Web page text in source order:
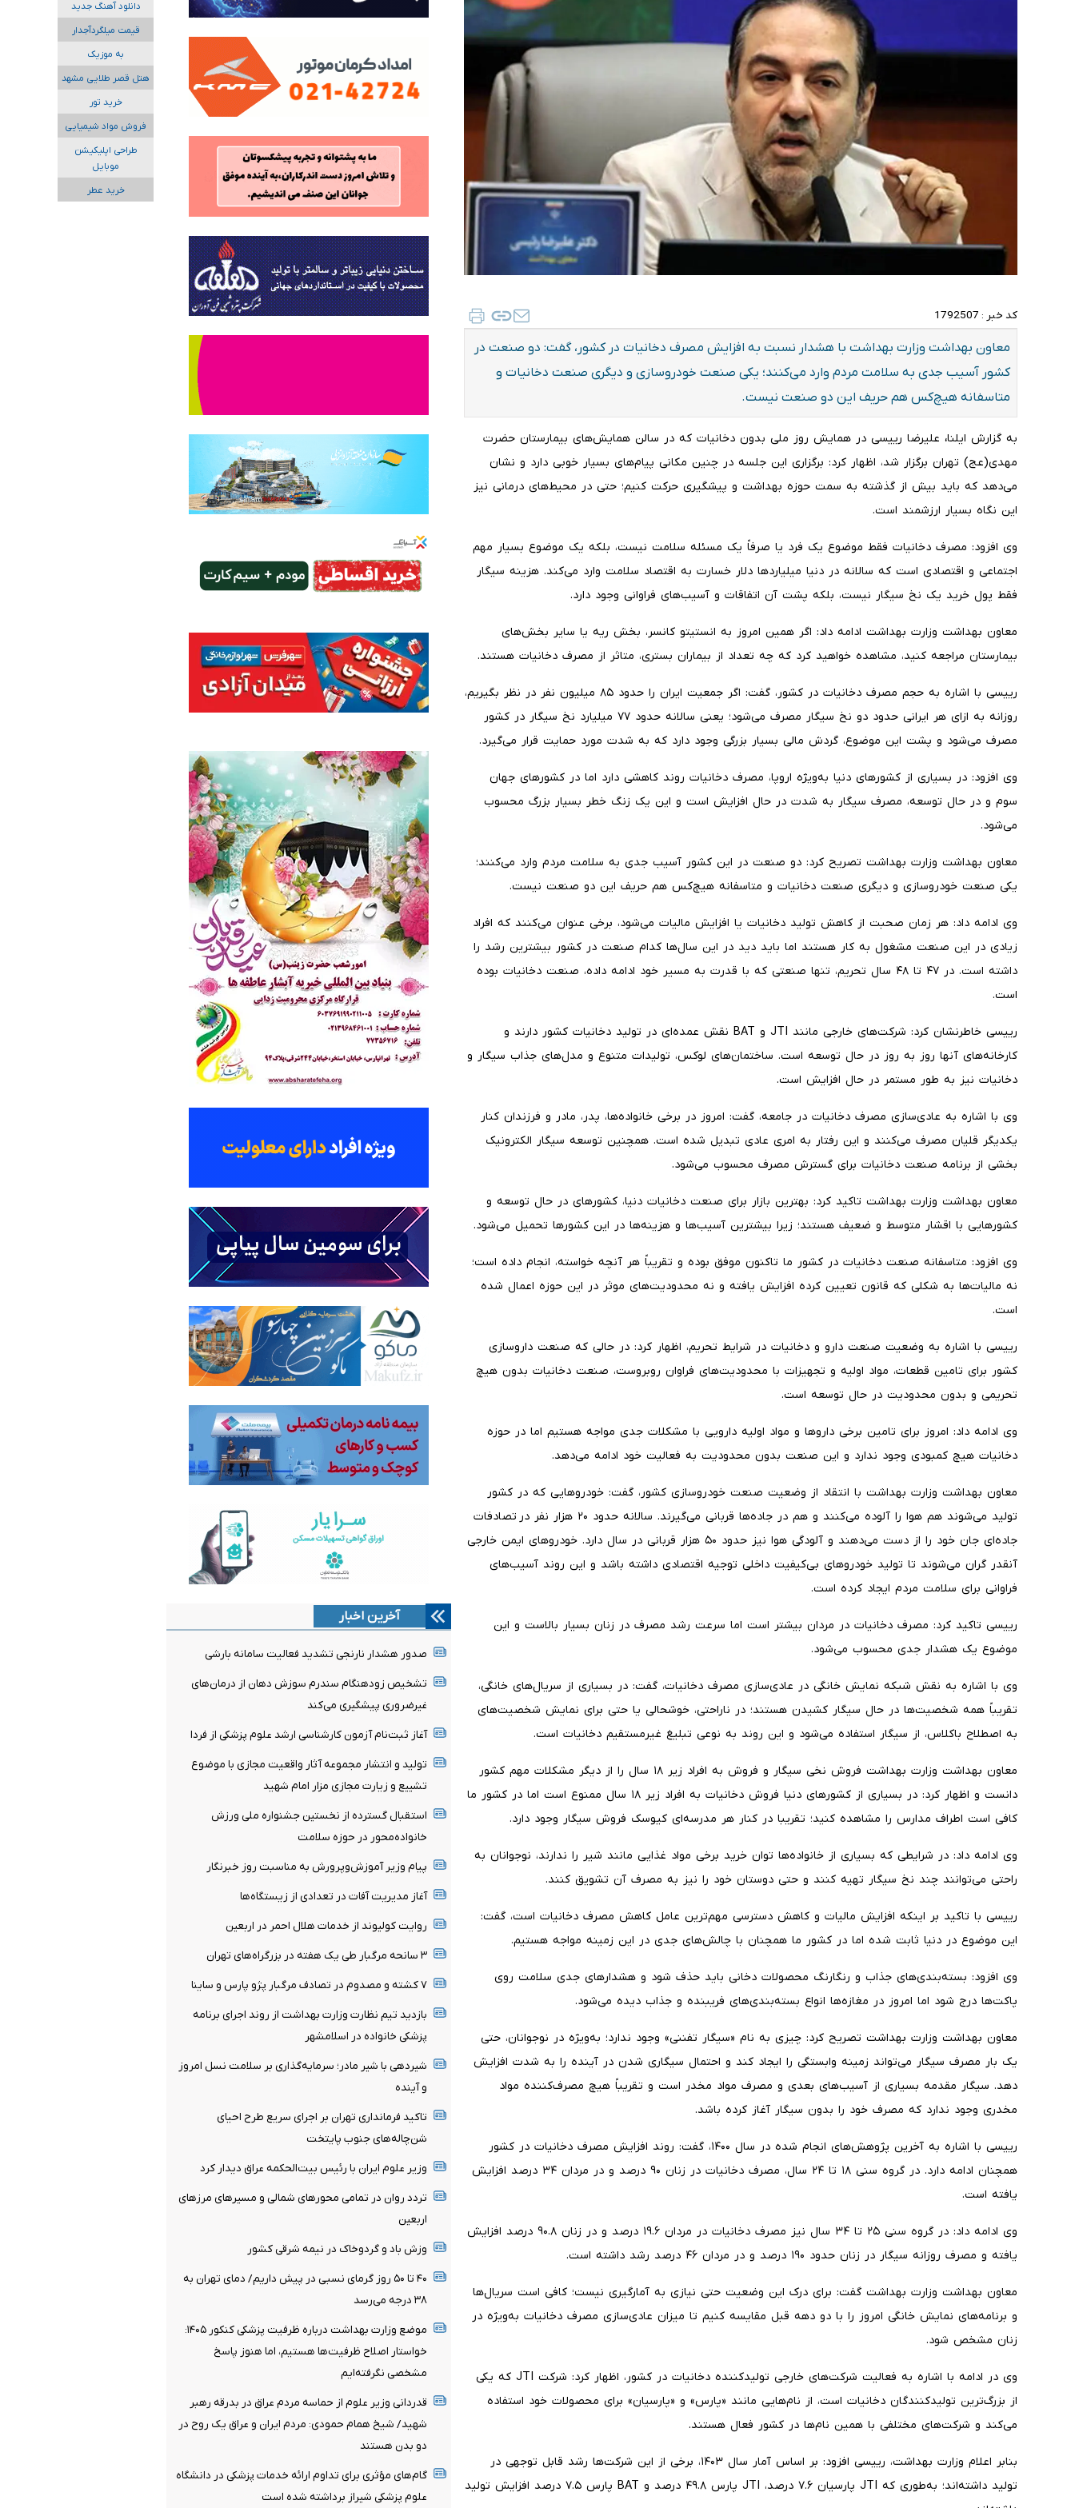
کد خبر : 1792507
معاون بهداشت وزارت بهداشت با هشدار نسبت به افزایش مصرف دخانیات در کشور، گفت: دو صنعت در
کشور آسیب جدی به سلامت مردم وارد می‌کنند؛ یکی صنعت خودروسازی و دیگری صنعت دخانیات و
متاسفانه هیچ‌کس هم حریف این دو صنعت نیست.
به گزارش ایلنا، علیرضا رییسی در همایش روز ملی بدون دخانیات که در سالن همایش‌های بیمارستان حضرت
مهدی(عج) تهران برگزار شد، اظهار کرد: برگزاری این جلسه در چنین مکانی پیام‌های بسیار خوبی دارد و نشان
می‌دهد که باید بیش از گذشته به سمت حوزه بهداشت و پیشگیری حرکت کنیم؛ حتی در محیط‌های درمانی نیز
این نگاه بسیار ارزشمند است.
وی افزود: مصرف دخانیات فقط موضوع یک فرد یا صرفاً یک مسئله سلامت نیست، بلکه یک موضوع بسیار مهم
اجتماعی و اقتصادی است که سالانه در دنیا میلیاردها دلار خسارت به اقتصاد سلامت وارد می‌کند. هزینه سیگار
فقط پول خرید یک نخ سیگار نیست، بلکه پشت آن اتفاقات و آسیب‌های فراوانی وجود دارد.
معاون بهداشت وزارت بهداشت ادامه داد: اگر همین امروز به انستیتو کانسر، بخش ریه یا سایر بخش‌های
بیمارستان مراجعه کنید، مشاهده خواهید کرد که چه تعداد از بیماران بستری، متاثر از مصرف دخانیات هستند.
رییسی با اشاره به حجم مصرف دخانیات در کشور، گفت: اگر جمعیت ایران را حدود ۸۵ میلیون نفر در نظر بگیریم،
روزانه به ازای هر ایرانی حدود دو نخ سیگار مصرف می‌شود؛ یعنی سالانه حدود ۷۷ میلیارد نخ سیگار در کشور
مصرف می‌شود و پشت این موضوع، گردش مالی بسیار بزرگی وجود دارد که به شدت مورد حمایت قرار می‌گیرد.
وی افزود: در بسیاری از کشورهای دنیا به‌ویژه اروپا، مصرف دخانیات روند کاهشی دارد اما در کشورهای جهان
سوم و در حال توسعه، مصرف سیگار به شدت در حال افزایش است و این یک زنگ خطر بسیار بزرگ محسوب
می‌شود.
معاون بهداشت وزارت بهداشت تصریح کرد: دو صنعت در این کشور آسیب جدی به سلامت مردم وارد می‌کنند؛
یکی صنعت خودروسازی و دیگری صنعت دخانیات و متاسفانه هیچ‌کس هم حریف این دو صنعت نیست.
وی ادامه داد: هر زمان صحبت از کاهش تولید دخانیات یا افزایش مالیات می‌شود، برخی عنوان می‌کنند که افراد
زیادی در این صنعت مشغول به کار هستند اما باید دید در این سال‌ها کدام صنعت در کشور بیشترین رشد را
داشته است. در ۴۷ تا ۴۸ سال تحریم، تنها صنعتی که با قدرت به مسیر خود ادامه داده، صنعت دخانیات بوده
است.
رییسی خاطرنشان کرد: شرکت‌های خارجی مانند JTI و BAT نقش عمده‌ای در تولید دخانیات کشور دارند و
کارخانه‌های آنها روز به روز در حال توسعه است. ساختمان‌های لوکس، تولیدات متنوع و مدل‌های جذاب سیگار و
دخانیات نیز به طور مستمر در حال افزایش است.
وی با اشاره به عادی‌سازی مصرف دخانیات در جامعه، گفت: امروز در برخی خانواده‌ها، پدر، مادر و فرزندان کنار
یکدیگر قلیان مصرف می‌کنند و این رفتار به امری عادی تبدیل شده است. همچنین توسعه سیگار الکترونیک
بخشی از برنامه صنعت دخانیات برای گسترش مصرف محسوب می‌شود.
معاون بهداشت وزارت بهداشت تاکید کرد: بهترین بازار برای صنعت دخانیات دنیا، کشورهای در حال توسعه و
کشورهایی با اقشار متوسط و ضعیف هستند؛ زیرا بیشترین آسیب‌ها و هزینه‌ها در این کشورها تحمیل می‌شود.
وی افزود: متاسفانه صنعت دخانیات در کشور ما تاکنون موفق بوده و تقریباً هر آنچه خواسته، انجام داده است؛
نه مالیات‌ها به شکلی که قانون تعیین کرده افزایش یافته و نه محدودیت‌های موثر در این حوزه اعمال شده
است.
رییسی با اشاره به وضعیت صنعت دارو و دخانیات در شرایط تحریم، اظهار کرد: در حالی که صنعت داروسازی
کشور برای تامین قطعات، مواد اولیه و تجهیزات با محدودیت‌های فراوان روبروست، صنعت دخانیات بدون هیچ
تحریمی و بدون محدودیت در حال توسعه است.
وی ادامه داد: امروز برای تامین برخی داروها و مواد اولیه دارویی با مشکلات جدی مواجه هستیم اما در حوزه
دخانیات هیچ کمبودی وجود ندارد و این صنعت بدون محدودیت به فعالیت خود ادامه می‌دهد.
معاون بهداشت وزارت بهداشت با انتقاد از وضعیت صنعت خودروسازی کشور، گفت: خودروهایی که در کشور
تولید می‌شوند هم هوا را آلوده می‌کنند و هم در جاده‌ها قربانی می‌گیرند. سالانه حدود ۲۰ هزار نفر در تصادفات
جاده‌ای جان خود را از دست می‌دهند و آلودگی هوا نیز حدود ۵۰ هزار قربانی در سال دارد. خودروهای ایمن خارجی
آنقدر گران می‌شوند تا تولید خودروهای بی‌کیفیت داخلی توجیه اقتصادی داشته باشد و این روند آسیب‌های
فراوانی برای سلامت مردم ایجاد کرده است.
رییسی تاکید کرد: مصرف دخانیات در مردان بیشتر است اما سرعت رشد مصرف در زنان بسیار بالاست و این
موضوع یک هشدار جدی محسوب می‌شود.
وی با اشاره به نقش شبکه نمایش خانگی در عادی‌سازی مصرف دخانیات، گفت: در بسیاری از سریال‌های خانگی،
تقریباً همه شخصیت‌ها در حال سیگار کشیدن هستند؛ در ناراحتی، خوشحالی یا حتی برای نمایش شخصیت‌های
به اصطلاح باکلاس، از سیگار استفاده می‌شود و این روند به نوعی تبلیغ غیرمستقیم دخانیات است.
معاون بهداشت وزارت بهداشت فروش نخی سیگار و فروش به افراد زیر ۱۸ سال را از دیگر مشکلات مهم کشور
دانست و اظهار کرد: در بسیاری از کشورهای دنیا فروش دخانیات به افراد زیر ۱۸ سال ممنوع است اما در کشور ما
کافی است اطراف مدارس را مشاهده کنید؛ تقریبا در کنار هر مدرسه‌ای کیوسک فروش سیگار وجود دارد.
وی ادامه داد: در شرایطی که بسیاری از خانواده‌ها توان خرید برخی مواد غذایی مانند شیر را ندارند، نوجوانان به
راحتی می‌توانند چند نخ سیگار تهیه کنند و حتی دوستان خود را نیز به مصرف آن تشویق کنند.
رییسی با تاکید بر اینکه افزایش مالیات و کاهش دسترسی مهم‌ترین عامل کاهش مصرف دخانیات است، گفت:
این موضوع در دنیا ثابت شده اما در کشور ما همچنان با چالش‌های جدی در این زمینه مواجه هستیم.
وی افزود: بسته‌بندی‌های جذاب و رنگارنگ محصولات دخانی باید حذف شود و هشدارهای جدی سلامت روی
پاکت‌ها درج شود اما امروز در مغازه‌ها انواع بسته‌بندی‌های فریبنده و جذاب دیده می‌شود.
معاون بهداشت وزارت بهداشت تصریح کرد: چیزی به نام «سیگار تفننی» وجود ندارد؛ به‌ویژه در نوجوانان، حتی
یک بار مصرف سیگار می‌تواند زمینه وابستگی را ایجاد کند و احتمال سیگاری شدن در آینده را به شدت افزایش
دهد. سیگار مقدمه بسیاری از آسیب‌های بعدی و مصرف مواد مخدر است و تقریباً هیچ مصرف‌کننده مواد
مخدری وجود ندارد که مصرف خود را بدون سیگار آغاز کرده باشد.
رییسی با اشاره به آخرین پژوهش‌های انجام شده در سال ۱۴۰۰، گفت: روند افزایش مصرف دخانیات در کشور
همچنان ادامه دارد. در گروه سنی ۱۸ تا ۲۴ سال، مصرف دخانیات در زنان ۹۰ درصد و در مردان ۳۴ درصد افزایش
یافته است.
وی ادامه داد: در گروه سنی ۲۵ تا ۳۴ سال نیز مصرف دخانیات در مردان ۱۹.۶ درصد و در زنان ۹۰.۸ درصد افزایش
یافته و مصرف روزانه سیگار در زنان حدود ۱۹۰ درصد و در مردان ۴۶ درصد رشد داشته است.
معاون بهداشت وزارت بهداشت گفت: برای درک این وضعیت حتی نیازی به آمارگیری نیست؛ کافی است سریال‌ها
و برنامه‌های نمایش خانگی امروز را با دو دهه قبل مقایسه کنیم تا میزان عادی‌سازی مصرف دخانیات به‌ویژه در
زنان مشخص شود.
وی در ادامه با اشاره به فعالیت شرکت‌های خارجی تولیدکننده دخانیات در کشور، اظهار کرد: شرکت JTI که یکی
از بزرگ‌ترین تولیدکنندگان دخانیات است، از نام‌هایی مانند «پارس» و «پارسیان» برای محصولات خود استفاده
می‌کند و شرکت‌های مختلفی با همین نام‌ها در کشور فعال هستند.
بنابر اعلام وزارت بهداشت، رییسی افزود: بر اساس آمار سال ۱۴۰۳، برخی از این شرکت‌ها رشد قابل توجهی در
تولید داشته‌اند؛ به‌طوری که JTI پارسیان ۷.۶ درصد، JTI پارس ۴۹.۸ درصد و BAT پارس ۷.۵ درصد افزایش تولید
آخرین اخبار
صدور هشدار نارنجی تشدید فعالیت سامانه بارشی
تشخیص زودهنگام سندرم سوزش دهان از درمان‌های
غیرضروری پیشگیری می‌کند
آغاز ثبت‌نام‌ آزمون کارشناسی ارشد علوم پزشکی از فردا
تولید و انتشار مجموعه آثار واقعیت مجازی با موضوع
تشییع و زیارت مجازی مزار امام شهید
استقبال گسترده از نخستین جشنواره ملی ورزش
خانواده‌محور در حوزه سلامت
پیام وزیر آموزش‌وپرورش به مناسبت روز خبرنگار
آغاز مدیریت آفات در تعدادی از زیستگاه‌ها
روایت کولیوند از خدمات هلال احمر در اربعین
۳ سانحه مرگبار طی یک هفته در بزرگراه‌های تهران
۷ کشته و مصدوم در تصادف مرگبار پژو پارس و ساینا
بازدید تیم نظارت وزارت بهداشت از روند اجرای برنامه
پزشکی خانواده در اسلامشهر
شیردهی با شیر مادر؛ سرمایه‌گذاری بر سلامت نسل امروز
و آینده
تاکید فرمانداری تهران بر اجرای سریع طرح احیای
شن‌چاله‌های جنوب پایتخت
وزیر علوم ایران با رئیس بیت‌الحکمه عراق دیدار کرد
تردد روان در تمامی محورهای شمالی و مسیرهای مرزهای
اربعین
وزش باد و گردوخاک در نیمه شرقی کشور
۴۰ تا ۵۰ روز گرمای نسبی در پیش داریم/ دمای تهران به
۳۸ درجه می‌رسد
موضع وزارت بهداشت درباره ظرفیت پزشکی کنکور ۱۴۰۵:
خواستار اصلاح ظرفیت‌ها هستیم، اما هنوز پاسخ
مشخصی نگرفته‌ایم
قدردانی وزیر علوم از حماسه مردم عراق در بدرقه رهبر
شهید/ شیخ همام حمودی: مردم ایران و عراق یک روح در
دو بدن هستند
گام‌های مؤثری برای تداوم ارائه خدمات پزشکی در دانشگاه
علوم پزشکی شیراز برداشته شده است
دانلود آهنگ جدید
قیمت میلگردآجدار
به موزیک
هتل قصر طلایی مشهد
خرید تور
فروش مواد شیمیایی
طراحی اپلیکیشن
موبایل
خرید عطر